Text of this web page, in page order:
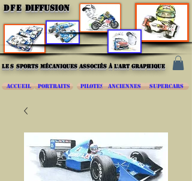
DFE DIFFUSION
les sports mécaniques associés à l'art graphique
ACCUEIL PORTRAITS PILOTES ANCIENNES SUPERCARS